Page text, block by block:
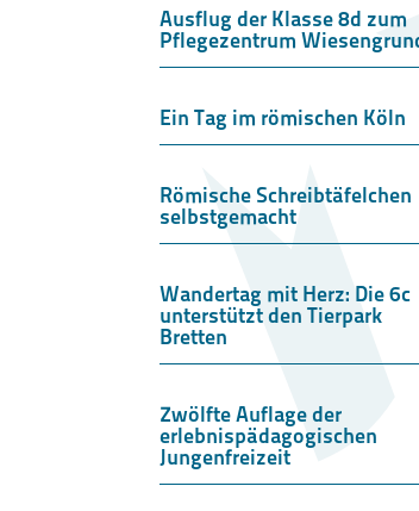
Ausflug der Klasse 8d zum
Pflegezentrum
Ein Tag im römischen Köln
Römische Schreibtäfelchen
selbstgemacht
Wandertag mit Herz: Die 6c
unterstützt den Tierpark
Bretten
Zwölfte Auflage der
erlebnispädagogischen
Jungenfreizeit